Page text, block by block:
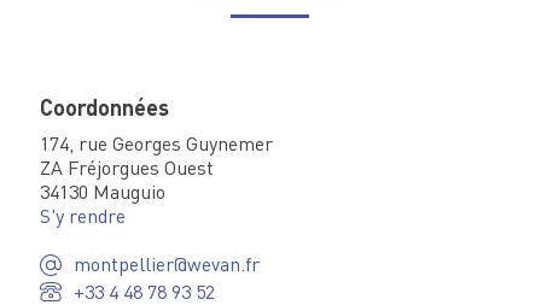
Coordonnées
174, rue Georges Guynemer
ZA Fréjorgues Ouest
34130 Mauguio
S'y rendre
montpellier@wevan.fr
+33 4 48 78 93 52